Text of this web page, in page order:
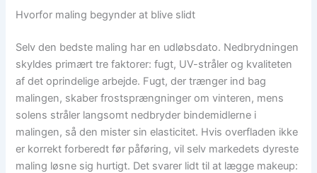
Hvorfor maling begynder at blive slidt
Selv den bedste maling har en udløbsdato. Nedbrydningen
skyldes primært tre faktorer: fugt, UV-stråler og kvaliteten
af det oprindelige arbejde. Fugt, der trænger ind bag
malingen, skaber frostsprængninger om vinteren, mens
solens stråler langsomt nedbryder bindemidlerne i
malingen, så den mister sin elasticitet. Hvis overfladen ikke
er korrekt forberedt før påføring, vil selv markedets dyreste
maling løsne sig hurtigt. Det svarer lidt til at lægge makeup: